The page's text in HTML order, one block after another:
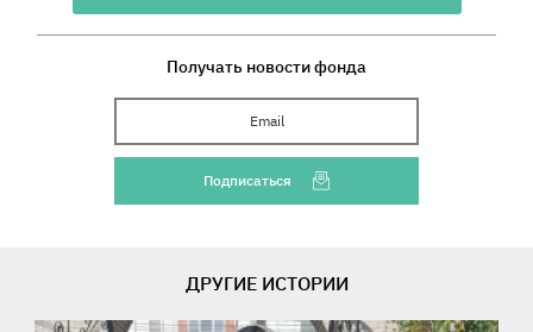
Получать новости фонда
Ваш Email
Подписаться
ДРУГИЕ ИСТОРИИ